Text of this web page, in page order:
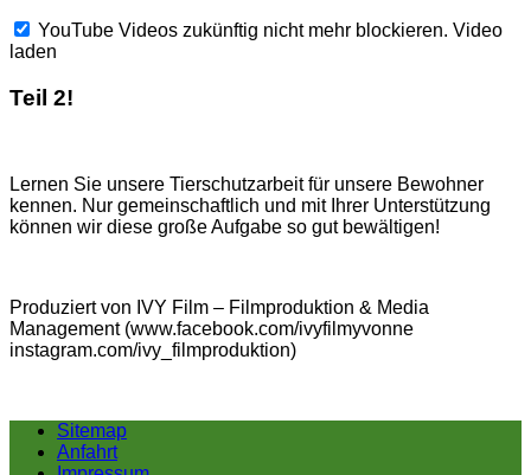
YouTube Videos zukünftig nicht mehr blockieren. Video
laden
Teil 2!
Lernen Sie unsere Tierschutzarbeit für unsere Bewohner
kennen. Nur gemeinschaftlich und mit Ihrer Unterstützung
können wir diese große Aufgabe so gut bewältigen!
Produziert von IVY Film – Filmproduktion & Media
Management (www.facebook.com/ivyfilmyvonne
instagram.com/ivy_filmproduktion)
Sitemap
Anfahrt